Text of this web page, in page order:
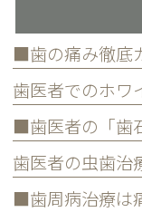
■歯の痛み徹底
歯医者でのホワ